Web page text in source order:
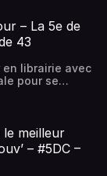
– La 5e de
43
librairie avec
pour se
et pour
à... L’article
sur La 5e de
!.
meilleur
– #5DC –